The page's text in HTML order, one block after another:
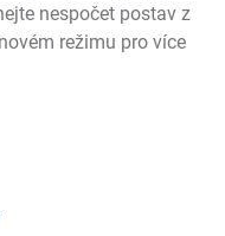
nespočet postav z
režimu pro více